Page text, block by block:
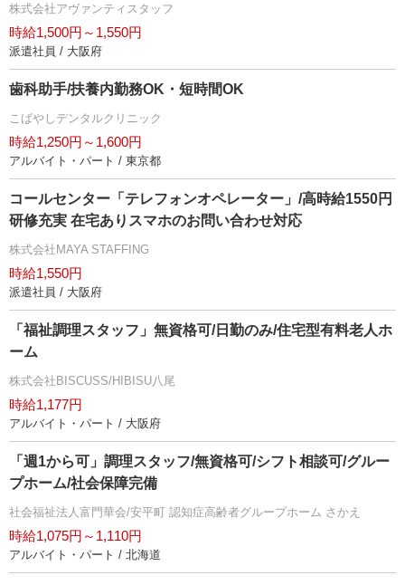
株式会社アヴァンティスタッフ
時給1,500円～1,550円
派遣社員 / 大阪府
歯科助手/扶養内勤務OK・短時間OK
こばやしデンタルクリニック
時給1,250円～1,600円
アルバイト・パート / 東京都
コールセンター「テレフォンオペレーター」/高時給1550円
研修充実 在宅ありスマホのお問い合わせ対応
株式会社MAYA STAFFING
時給1,550円
派遣社員 / 大阪府
「福祉調理スタッフ」無資格可/日勤のみ/住宅型有料老人ホ
ーム
株式会社BISCUSS/HIBISU八尾
時給1,177円
アルバイト・パート / 大阪府
「週1から可」調理スタッフ/無資格可/シフト相談可/グルー
プホーム/社会保障完備
社会福祉法人富門華会/安平町 認知症高齢者グループホーム さかえ
時給1,075円～1,110円
アルバイト・パート / 北海道